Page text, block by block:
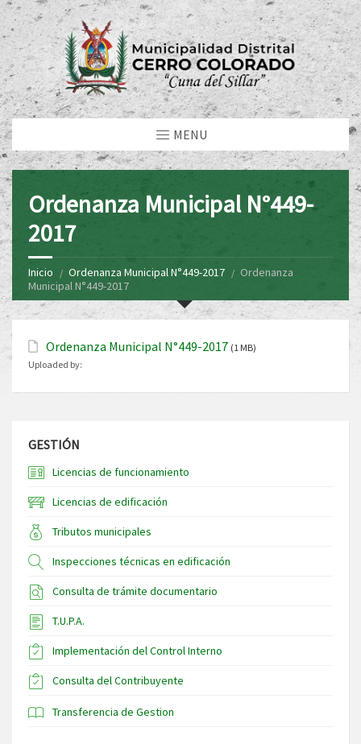
MENU
Ordenanza Municipal N°449-
2017
Inicio Ordenanza Municipal N°449-2017
Ordenanza
Municipal N°449-2017
Ordenanza Municipal N°449-2017 (1 MB)
Uploaded by:
GESTIÓN
Licencias de funcionamiento
Licencias de edificación
Tributos municipales
Inspecciones técnicas en edificación
Consulta de trámite documentario
T.U.P.A.
Implementación del Control Interno
Consulta del Contribuyente
Transferencia de Gestion